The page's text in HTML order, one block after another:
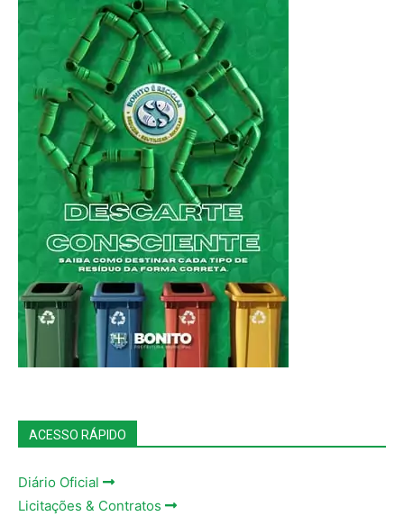
ACESSO RÁPIDO
Diário Oficial
Licitações & Contratos